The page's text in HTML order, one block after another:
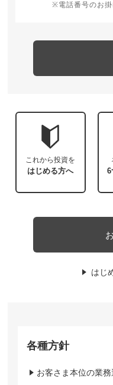
※電話番号のお掛
これから投資を
はじめる方へ 6
はじ
各種方針
お客さま本位の業